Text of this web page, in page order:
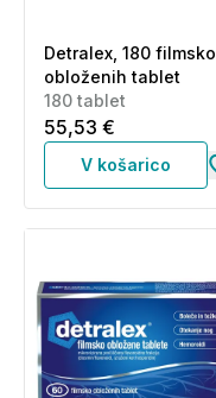
Detralex, 180 filmsko
obloženih tablet
180 tablet
55,53 €
V košarico